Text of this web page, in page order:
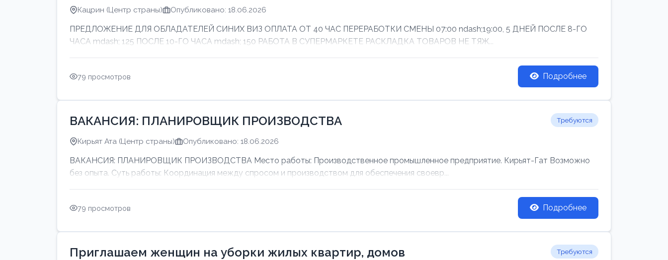
Кацрин (Центр страны) Опубликовано: 18.06.2026
ПРЕДЛОЖЕНИЕ ДЛЯ ОБЛАДАТЕЛЕЙ СИНИХ ВИЗ ОПЛАТА ОТ 40 ЧАС ПЕРЕРАБОТКИ СМЕНЫ 07:00 ndash;19:00, 5 ДНЕЙ ПОСЛЕ 8-ГО
ЧАСА mdash; 125 ПОСЛЕ 10-ГО ЧАСА mdash; 150 РАБОТА В СУПЕРМАРКЕТЕ РАСКЛАДКА ТОВАРОВ НЕ ТЯЖ...
79 просмотров Подробнее
ВАКАНСИЯ: ПЛАНИРОВЩИК ПРОИЗВОДСТВА Требуются
Кирьят Ата (Центр страны) Опубликовано: 18.06.2026
ВАКАНСИЯ: ПЛАНИРОВЩИК ПРОИЗВОДСТВА Место работы: Производственное промышленное предприятие. Кирьят-Гат Возможно
без опыта. Суть работы: Координация между спросом и производством для обеспечения своевр...
79 просмотров Подробнее
Приглашаем женщин на уборки жилых квартир, домов Требуются